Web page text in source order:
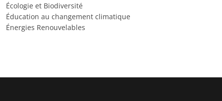
Écologie et Biodiversité
Éducation au changement climatique
Énergies Renouvelables